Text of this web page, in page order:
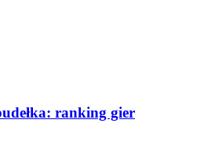
ranking gier